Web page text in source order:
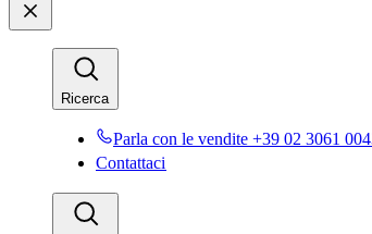
Ricerca​​
Parla con le vendite +39 02 3061
Contattaci​​